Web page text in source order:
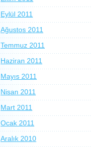
Eylül 2011
Ağustos 2011
Temmuz 2011
Haziran 2011
Mayıs 2011
Nisan 2011
Mart 2011
Ocak 2011
Aralık 2010